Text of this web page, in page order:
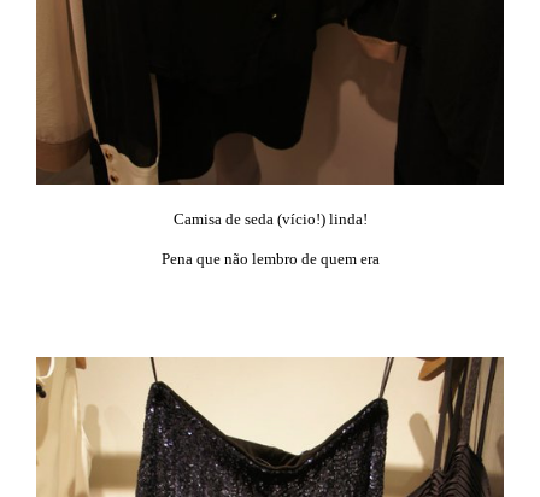
Camisa de seda (vício!) linda!
Pena que não lembro de quem era